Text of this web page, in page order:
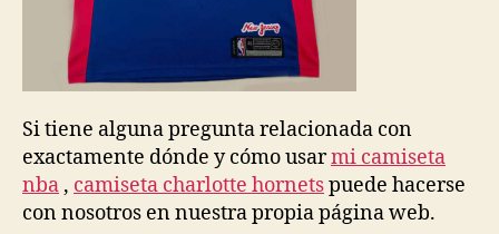
Si tiene alguna pregunta relacionada con
exactamente dónde y cómo usarmi camiseta
nba , camiseta charlotte hornetspuede hacerse
con nosotros en nuestra propia página web.